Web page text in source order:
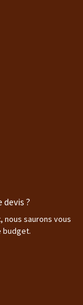
?
nous saurons vous
budget.